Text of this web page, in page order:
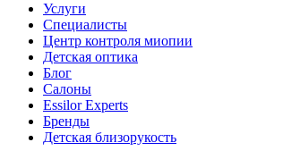
Услуги
Специалисты
Центр контроля миопии
Детская оптика
Блог
Салоны
Essilor Experts
Бренды
Детская близорукость